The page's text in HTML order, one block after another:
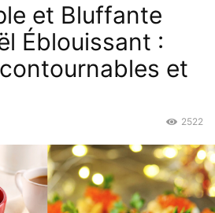
et Bluffante
Éblouissant :
et
2522